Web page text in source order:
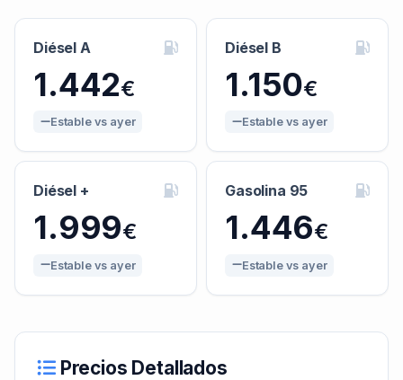
Diésel A
1.442€
Estable vs ayer
Diésel B
1.150€
Estable vs ayer
Diésel +
1.999€
Estable vs ayer
Gasolina 95
1.446€
Estable vs ayer
Precios Detallados